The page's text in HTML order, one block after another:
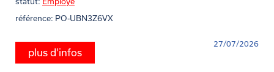
référence: PO-UBN3Z6VX
27/07/2026
plus d'infos